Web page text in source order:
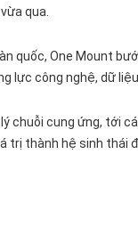
qua.
quốc, One Mount
lực công nghệ, dữ liệu
chuỗi cung ứng, tới
thành hệ sinh thái